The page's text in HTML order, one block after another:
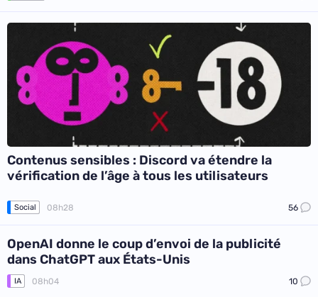
Contenus sensibles : Discord va étendre la
vérification de l’âge à tous les utilisateurs
Social 08h28 56
OpenAI donne le coup d’envoi de la publicité
dans ChatGPT aux États-Unis
IA 08h04 10